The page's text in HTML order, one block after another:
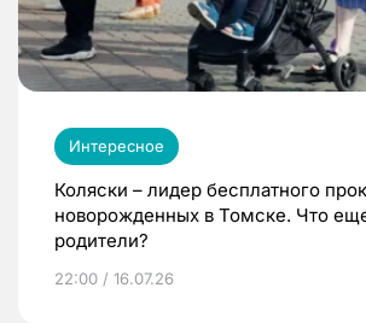
Интересное
Коляски – лидер бесплатного
новорожденных в Томске. Что
родители?
22:00 / 16.07.26